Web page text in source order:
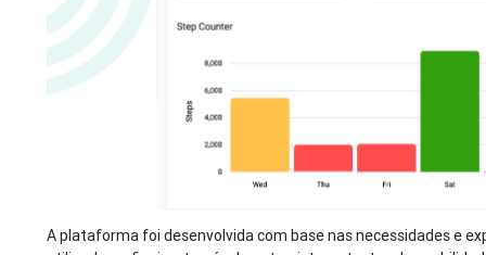
A plataforma foi desenvolvida com base nas necessidades e